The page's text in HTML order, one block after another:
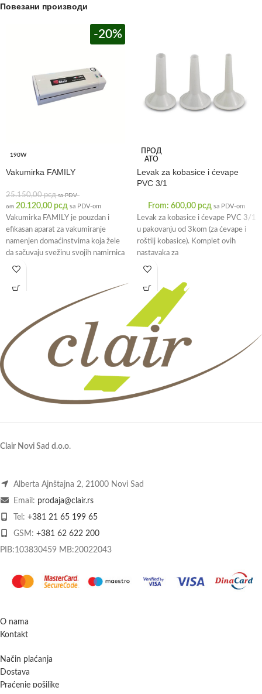
Повезани производи
-20%
190W
Vakumirka FAMILY
25.150,00рсд sa PDV-
om 20.120,00 рсд sa PDV-om
Vakumirka FAMILY je pouzdan i
efikasan aparat za vakumiranje
namenjen domaćinstvima koja žele
da sačuvaju svežinu svojih namirnica
duži vremenski
ПРОД
АТО
Levak za kobasice i ćevape
PVC 3/1
From: 600,00 рсд sa PDV-om
Levak za kobasice i ćevape PVC 3/1
u pakovanju od 3kom (za ćevape i
roštilj kobasice). Komplet ovih
nastavaka za
Clair Novi Sad d.o.o.
Alberta Ajnštajna 2, 21000 Novi Sad
Email: prodaja@clair.rs
Tel: +381 21 65 199 65
GSM: +381 62 622 200
PIB:103830459 MB:20022043
O nama
Kontakt
Način plaćanja
Dostava
Praćenje pošiljke